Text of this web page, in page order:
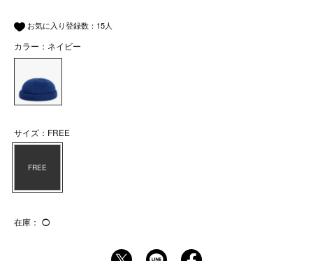
お気に入り登録数： 15人
カラー：ネイビー
サイズ：FREE
FREE
在庫： ◯